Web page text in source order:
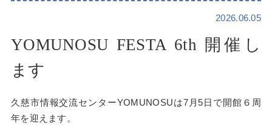
2026.06.05
YOMUNOSU FESTA 6th 開催し
ます
久慈市情報交流センターYOMUNOSUは7月5日で開館６周
年を迎えます。